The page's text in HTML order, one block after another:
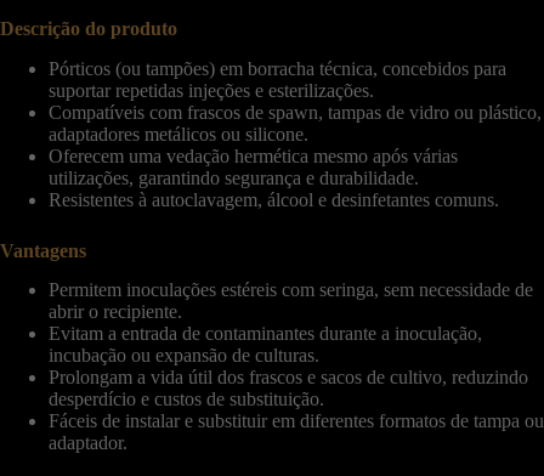
Descrição do produto
Pórticos (ou tampões) em borracha técnica, concebidos para
suportar repetidas injeções e esterilizações.
Compatíveis com frascos de spawn, tampas de vidro ou plástico,
adaptadores metálicos ou silicone.
Oferecem uma vedação hermética mesmo após várias
utilizações, garantindo segurança e durabilidade.
Resistentes à autoclavagem, álcool e desinfetantes comuns.
Vantagens
Permitem inoculações estéreis com seringa, sem necessidade de
abrir o recipiente.
Evitam a entrada de contaminantes durante a inoculação,
incubação ou expansão de culturas.
Prolongam a vida útil dos frascos e sacos de cultivo, reduzindo
desperdício e custos de substituição.
Fáceis de instalar e substituir em diferentes formatos de tampa ou
adaptador.